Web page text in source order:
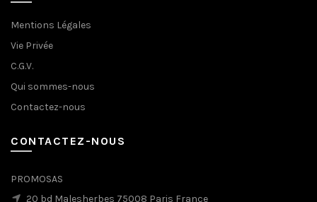
Mentions Légales
Vie Privée
C.G.V.
Qui sommes-nous
Contactez-nous
CONTACTEZ-NOUS
PROMOSAS
20 bd Malesherbes 75008 Paris France